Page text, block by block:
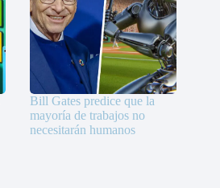
Bill Gates predice que la
mayoría de trabajos no
necesitarán humanos